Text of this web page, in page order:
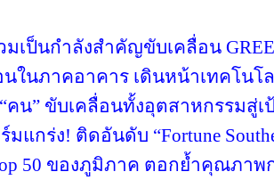
มเป็นกำลังสำคัญขับเคลื่อน
ในภาคอาคาร เดินหน้าเทคโนโ
คน” ขับเคลื่อนทั้งอุตสาหกรรมสู่
มแกร่ง! ติดอันดับ “Fortune
50 ของภูมิภาค ตอกย้ำคุณภาพ